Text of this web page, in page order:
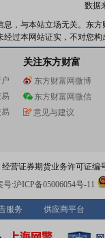
数据
，与本站立场无关。东
过本网站证实，不对您
关注东方财富
东方财富网微博
东方财富网微信
意见与建议
营证券期货业务许可证编
号:沪ICP备05006054号-11
服务 供应商平台